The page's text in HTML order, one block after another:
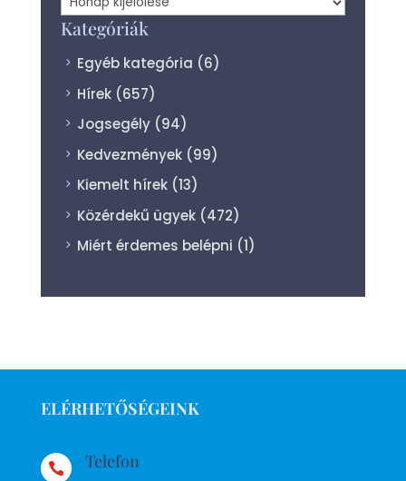
Kategóriák
Egyéb kategória (6)
Hírek (657)
Jogsegély (94)
Kedvezmények (99)
Kiemelt hírek (13)
Közérdekű ügyek (472)
Miért érdemes belépni (1)
ELÉRHETŐSÉGEINK
 Telefon